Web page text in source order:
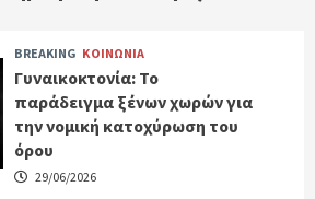
BREAKING ΚΟΙΝΩΝΙΑ
Γυναικοκτονία: Το
παράδειγμα ξένων χωρών για
την νομική κατοχύρωση του
όρου
29/06/2026